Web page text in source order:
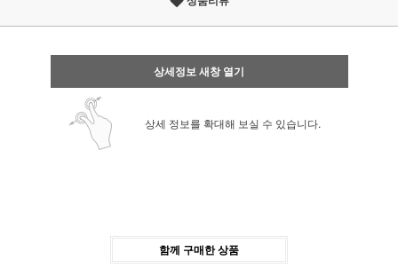
상세정보 새창 열기
상세 정보를 확대해 보실 수 있습니다.
함께 구매한 상품